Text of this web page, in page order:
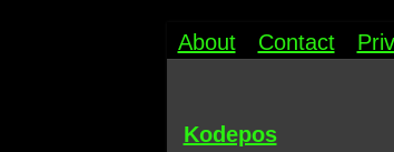
About Contact
Kodepos